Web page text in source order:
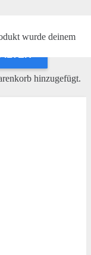
wurde deinem
hinzugefügt.